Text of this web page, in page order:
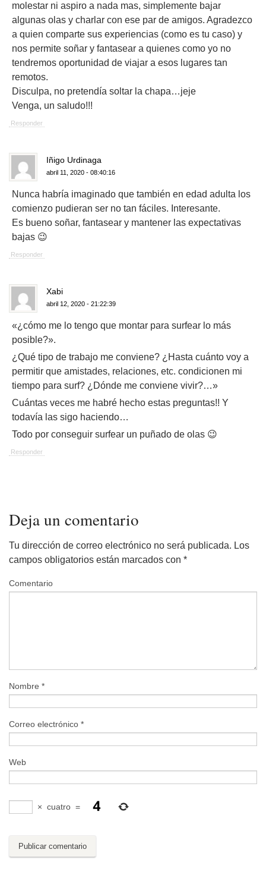
molestar ni aspiro a nada mas, simplemente bajar
algunas olas y charlar con ese par de amigos. Agradezco
a quien comparte sus experiencias (como es tu caso) y
nos permite soñar y fantasear a quienes como yo no
tendremos oportunidad de viajar a esos lugares tan
remotos.
Disculpa, no pretendía soltar la chapa…jeje
Venga, un saludo!!!
Responder
Iñigo Urdinaga
abril 11, 2020 - 08:40:16
Nunca habría imaginado que también en edad adulta los
comienzo pudieran ser no tan fáciles. Interesante.
Es bueno soñar, fantasear y mantener las expectativas
bajas 😉
Responder
Xabi
abril 12, 2020 - 21:22:39
«¿cómo me lo tengo que montar para surfear lo más
posible?».
¿Qué tipo de trabajo me conviene? ¿Hasta cuánto voy a
permitir que amistades, relaciones, etc. condicionen mi
tiempo para surf? ¿Dónde me conviene vivir?…»
Cuántas veces me habré hecho estas preguntas!! Y
todavía las sigo haciendo…
Todo por conseguir surfear un puñado de olas 😉
Responder
Deja un comentario
Tu dirección de correo electrónico no será publicada. Los
campos obligatorios están marcados con *
Comentario
Nombre *
Correo electrónico *
Web
× cuatro =